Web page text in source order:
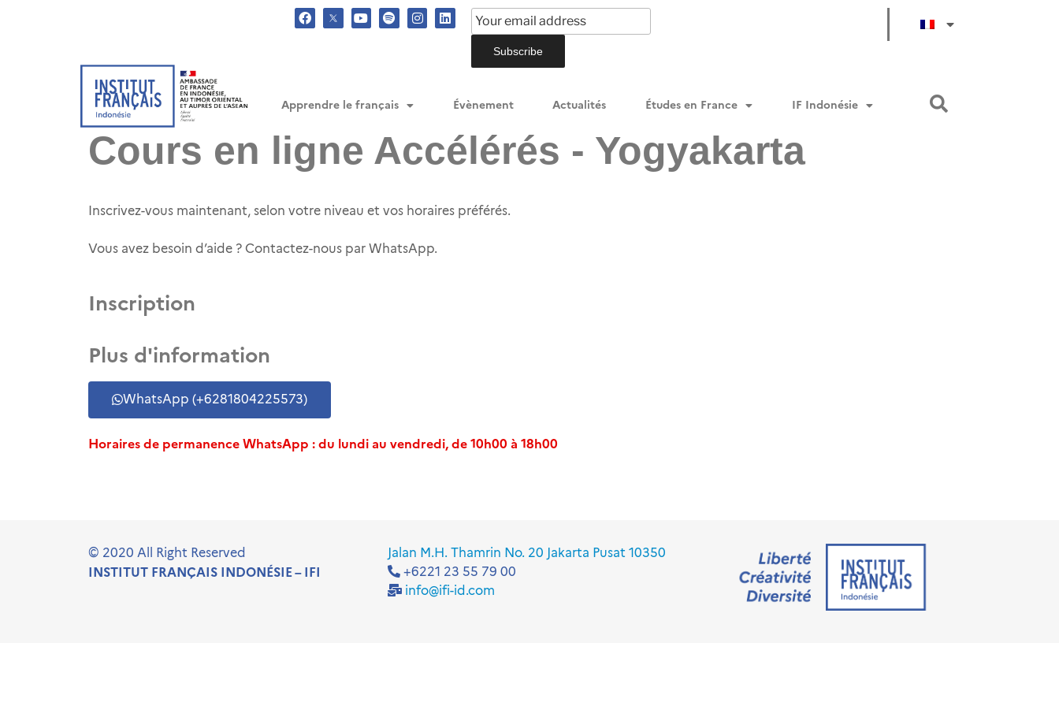
Apprendre le français Évènement Actualités Études en France IF Indonésie
Cours en ligne Accélérés - Yogyakarta
Inscrivez-vous maintenant, selon votre niveau et vos horaires préférés.
Vous avez besoin d’aide ? Contactez-nous par WhatsApp.
Inscription
Plus d'information
WhatsApp (+6281804225573)
Horaires de permanence WhatsApp : du lundi au vendredi, de 10h00 à 18h00
© 2020 All Right Reserved
INSTITUT FRANÇAIS INDONÉSIE – IFI
Jalan M.H. Thamrin No. 20 Jakarta Pusat 10350
+6221 23 55 79 00
info@ifi-id.com